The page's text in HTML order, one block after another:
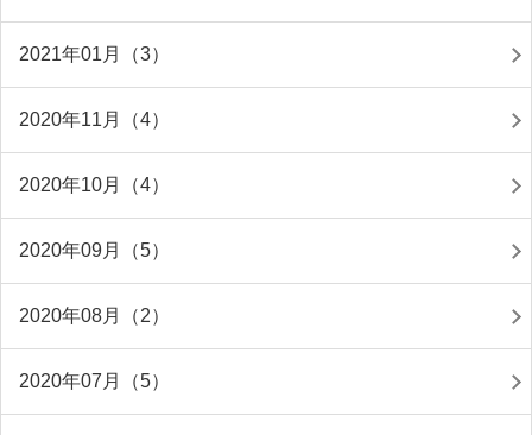
2021年01月（3）
2020年11月（4）
2020年10月（4）
2020年09月（5）
2020年08月（2）
2020年07月（5）